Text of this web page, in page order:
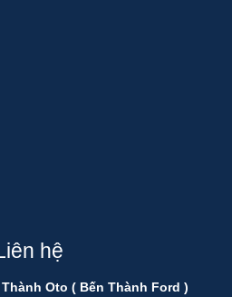
hệ
Oto ( Bến Thành Ford )